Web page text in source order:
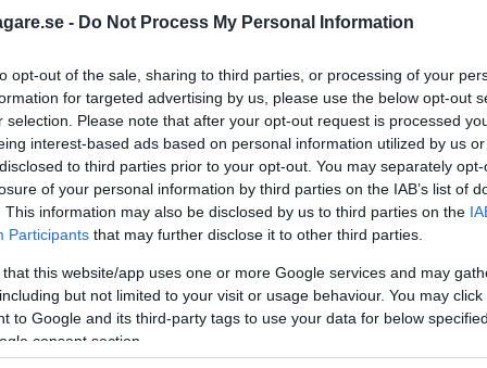
- Do Not Process My Personal Information
opt-out of the sale, sharing to third parties, or processing of your
for targeted advertising by us, please use the below opt-out
selection. Please note that after your opt-out request is processed
interest-based ads based on personal information utilized by us
to third parties prior to your opt-out. You may separately
of your personal information by third parties on the IAB’s list of
This information may also be disclosed by us to third parties on the
Participants that may further disclose it to other third parties.
that this website/app uses one or more Google services and may
but not limited to your visit or usage behaviour. You may
to Google and its third-party tags to use your data for below
consent section.
om bilar och trafik. Vill du att vi ska svara på din
hos Trygg-Hansa påpekade jag att jag skulle ha
men när jag kollade upp detta senare